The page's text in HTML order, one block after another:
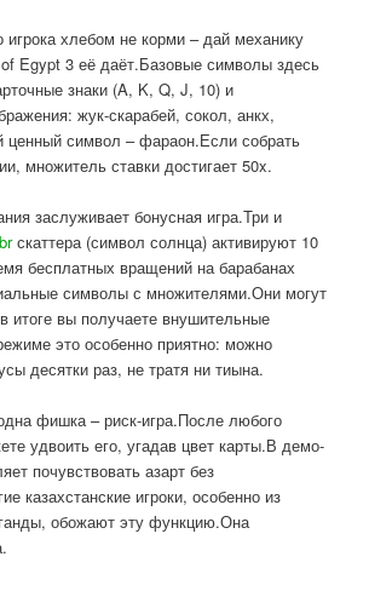
игрока хлебом не корми – дай механику
Egypt 3 её даёт.Базовые символы здесь
знаки (A, K, Q, J, 10) и
жук-скарабей, сокол, анкх,
символ – фараон.Если собрать
множитель ставки достигает 50x.
заслуживает бонусная игра.Три и
скаттера (символ солнца) активируют 10
бесплатных вращений на барабанах
символы с множителями.Они могут
итоге вы получаете внушительные
это особенно приятно: можно
десятки раз, не тратя ни тиына.
фишка – риск-игра.После любого
удвоить его, угадав цвет карты.В демо-
почувствовать азарт без
казахстанские игроки, особенно из
обожают эту функцию.Она